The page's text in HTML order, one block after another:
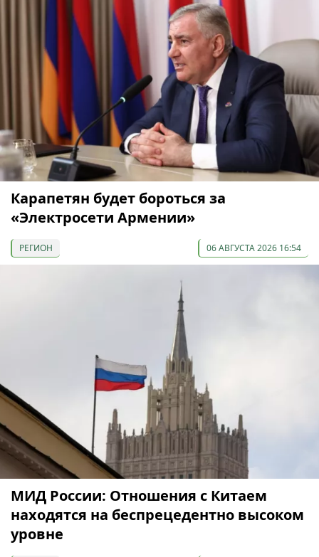
Карапетян будет бороться за
«Электросети Армении»
РЕГИОН 06 АВГУСТА 2026 16:54
МИД России: Отношения с Китаем
находятся на беспрецедентно высоком
уровне